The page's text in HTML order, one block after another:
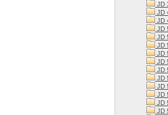
JD
JD
JD
JD
JD
JD
JD
JD
JD
JD
JD
JD
JD
JD